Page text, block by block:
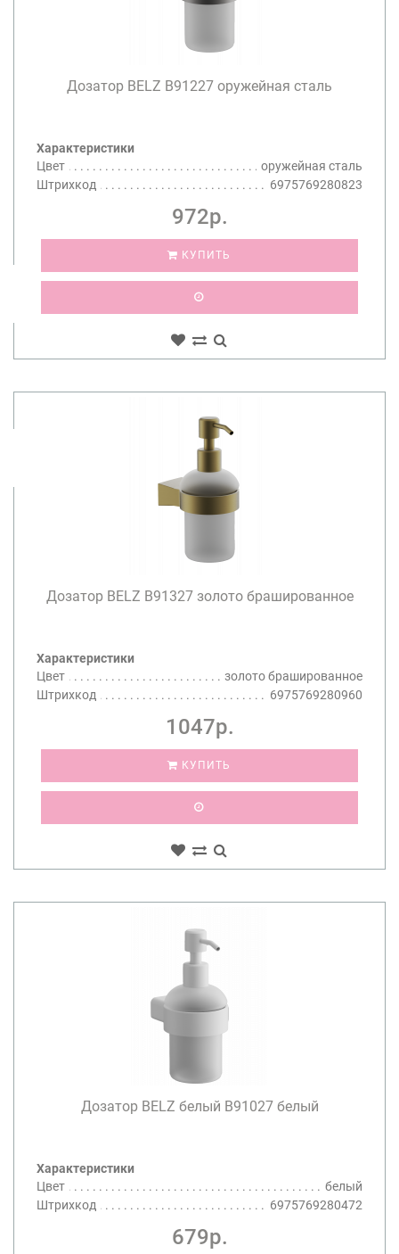
Дозатор BELZ B91227 оружейная сталь
Характеристики
Цвет
оружейная сталь
Штрихкод
6975769280823
972р.
КУПИТЬ
Дозатор BELZ B91327 золото брашированное
Характеристики
Цвет
золото брашированное
Штрихкод
6975769280960
1047р.
КУПИТЬ
Дозатор BELZ белый B91027 белый
Характеристики
Цвет
белый
Штрихкод
6975769280472
679р.